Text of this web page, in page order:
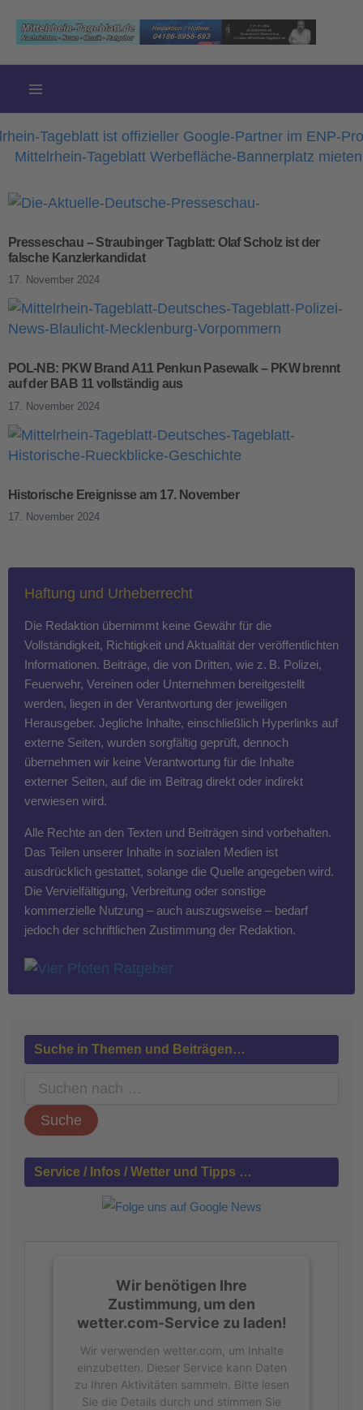
Inhalt
springen
Presseschau – Straubinger Tagblatt: Olaf Scholz ist der
falsche Kanzlerkandidat
17. November 2024
POL-NB: PKW Brand A11 Penkun Pasewalk – PKW brennt
auf der BAB 11 vollständig aus
17. November 2024
Historische Ereignisse am 17. November
17. November 2024
Haftung und Urheberrecht
Die Redaktion übernimmt keine Gewähr für die
Vollständigkeit, Richtigkeit und Aktualität der veröffentlichten
Informationen. Beiträge, die von Dritten, wie z. B. Polizei,
Feuerwehr, Vereinen oder Unternehmen bereitgestellt
werden, liegen in der Verantwortung der jeweiligen
Herausgeber. Jegliche Inhalte, einschließlich Hyperlinks auf
externe Seiten, wurden sorgfältig geprüft, dennoch
übernehmen wir keine Verantwortung für die Inhalte
externer Seiten, auf die im Beitrag direkt oder indirekt
verwiesen wird.
Alle Rechte an den Texten und Beiträgen sind vorbehalten.
Das Teilen unserer Inhalte in sozialen Medien ist
ausdrücklich gestattet, solange die Quelle angegeben wird.
Die Vervielfältigung, Verbreitung oder sonstige
kommerzielle Nutzung – auch auszugsweise – bedarf
jedoch der schriftlichen Zustimmung der Redaktion.
Suche in Themen und Beiträgen…
c
h
n
Service / Infos / Wetter und Tipps …
Wir benötigen Ihre
Zustimmung, um den
wetter.com-Service zu laden!
Wir verwenden wetter.com, um Inhalte
einzubetten. Dieser Service kann Daten
zu Ihren Aktivitäten sammeln. Bitte lesen
Sie die Details durch und stimmen Sie